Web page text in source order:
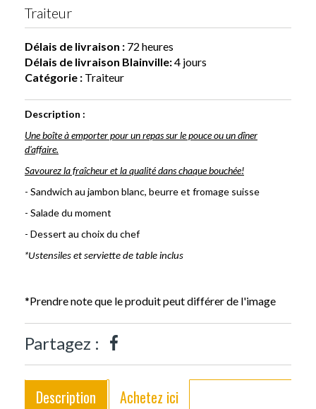
Traiteur
Délais de livraison : 72 heures
Délais de livraison Blainville:4 jours
Catégorie : Traiteur
Description :
Une boîte à emporter pour un repas sur le pouce ou un dîner
d'affaire.
Savourez la fraîcheur et la qualité dans chaque bouchée!
- Sandwich au jambon blanc, beurre et fromage suisse
- Salade du moment
- Dessert au choix du chef
*Ustensiles et serviette de table inclus
*Prendre note que le produit peut différer de l'image
Partagez :
Description Achetez ici